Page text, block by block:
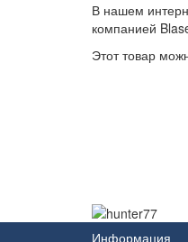
В нашем
компанией
Этот товар
Информация